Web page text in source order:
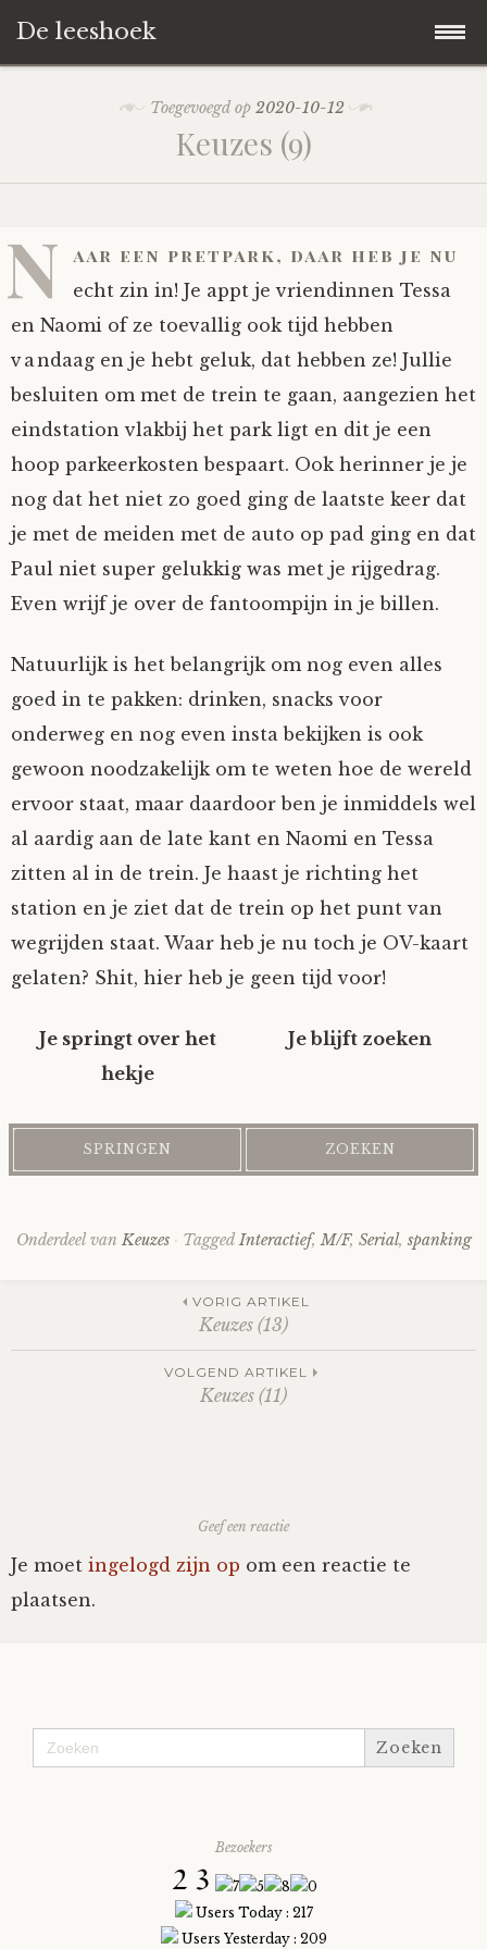
De leeshoek
Wie zijn we?
Nieuw op de site
Woordenboek
De hele kast
Alternatieve straffen
Instrumenten
Op ontdekkingsreis
HD-Archief
Hoe geef je?
Hoe krijg je?
Instrumenten
Alle verhalen
Verhalen van De Leeshoek
Algae
Bill-A-Cook
Björn
Clarity
Faith
Henricus
Rozemarijn
Stefan
Verhalen van de HD-site
Verhalen van Anne en Bill
Bill
Polls
Averechts
Mijn Account
Toegevoegd op 2020-10-12
Keuzes (9)
N aar een pretpark, daar heb je nu
echt zin in! Je appt je vriendinnen Tessa
en Naomi of ze toevallig ook tijd hebben
vandaag en je hebt geluk, dat hebben ze! Jullie
besluiten om met de trein te gaan, aangezien het
eindstation vlakbij het park ligt en dit je een
hoop parkeerkosten bespaart. Ook herinner je je
nog dat het niet zo goed ging de laatste keer dat
je met de meiden met de auto op pad ging en dat
Paul niet super gelukkig was met je rijgedrag.
Even wrijf je over de fantoompijn in je billen.
Natuurlijk is het belangrijk om nog even alles
goed in te pakken: drinken, snacks voor
onderweg en nog even insta bekijken is ook
gewoon noodzakelijk om te weten hoe de wereld
ervoor staat, maar daardoor ben je inmiddels wel
al aardig aan de late kant en Naomi en Tessa
zitten al in de trein. Je haast je richting het
station en je ziet dat de trein op het punt van
wegrijden staat. Waar heb je nu toch je OV-kaart
gelaten? Shit, hier heb je geen tijd voor!
Je springt over het
hekje
Je blijft zoeken
Onderdeel van Keuzes Tagged Interactief, M/F, Serial, spanking
navigation
VORIG ARTIKEL
Keuzes (13)
VOLGEND ARTIKEL
Keuzes (11)
Geef een reactie
Je moet ingelogd zijn op om een reactie te
plaatsen.
Zoek
naar:
Bezoekers
Users Today : 217
Users Yesterday : 209